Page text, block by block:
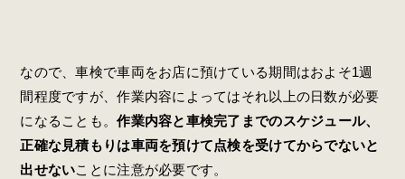
なので、車検で車両をお店に預けている期間はおよそ1週
間程度ですが、作業内容によってはそれ以上の日数が必要
になることも。作業内容と車検完了までのスケジュール、
正確な見積もりは車両を預けて点検を受けてからでないと
出せないことに注意が必要です。